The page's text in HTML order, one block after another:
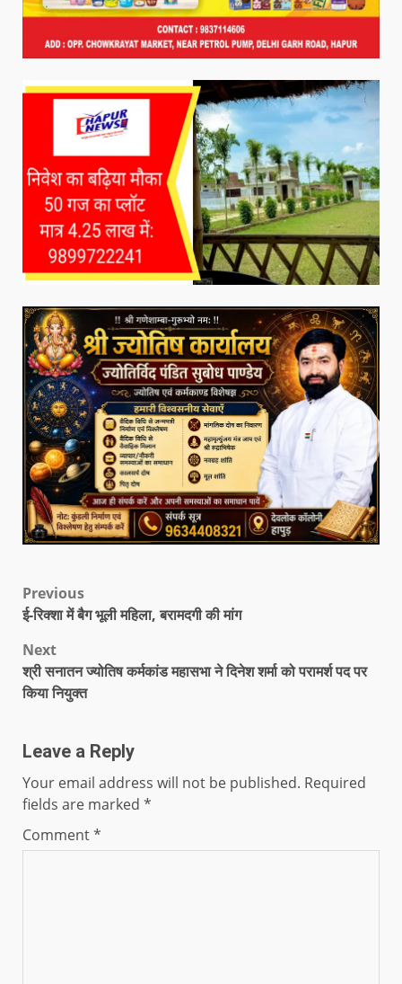
Previous
ई-रिक्शा में बैग भूली महिला, बरामदगी की मांग
Next
श्री सनातन ज्योतिष कर्मकांड महासभा ने दिनेश शर्मा को परामर्श पद पर
किया नियुक्त
Leave a Reply
Your email address will not be published. Required
fields are marked *
Comment*